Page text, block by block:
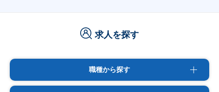
求人を探す
職種から探す